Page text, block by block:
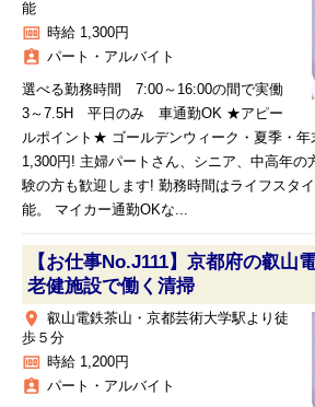
能
money 時給 1,300円
assignment_ind パート・アルバイト
選べる勤務時間 7:00～16:00の間で実働
3～7.5H 平日のみ 車通勤OK ★アピー
ルポイント★ ゴールデンウィーク・夏季・年
1,300円! 主婦パートさん、シニア、中高年の
験の方も歓迎します! 勤務時間はライフスタ
能。 マイカー通勤OKな...
【お仕事No.J111】京都府の叡山
老健施設で働く清掃
place
叡山電鉄茶山・京都芸術大学駅より徒
歩５分
money 時給 1,200円
assignment_ind パート・アルバイト